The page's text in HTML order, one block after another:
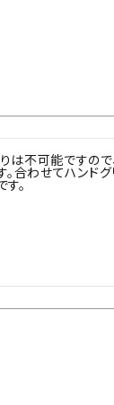
ツバ・ツ
不可能ですので
合わせてハンド
。